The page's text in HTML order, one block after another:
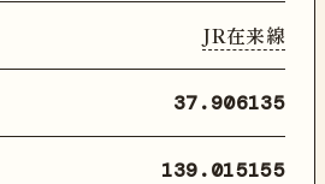
JR在来線
37.906135
139.015155